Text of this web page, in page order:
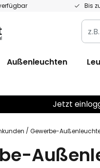
Bis
z.B.
EAN
Außenleuchten
Jetzt
Gewerbe-